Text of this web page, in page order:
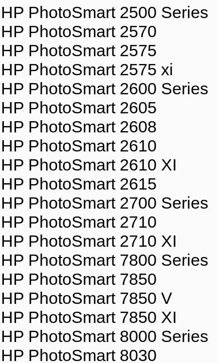
HP PhotoSmart 2500 Series
HP PhotoSmart 2570
HP PhotoSmart 2575
HP PhotoSmart 2575 xi
HP PhotoSmart 2600 Series
HP PhotoSmart 2605
HP PhotoSmart 2608
HP PhotoSmart 2610
HP PhotoSmart 2610 XI
HP PhotoSmart 2615
HP PhotoSmart 2700 Series
HP PhotoSmart 2710
HP PhotoSmart 2710 XI
HP PhotoSmart 7800 Series
HP PhotoSmart 7850
HP PhotoSmart 7850 V
HP PhotoSmart 7850 XI
HP PhotoSmart 8000 Series
HP PhotoSmart 8030